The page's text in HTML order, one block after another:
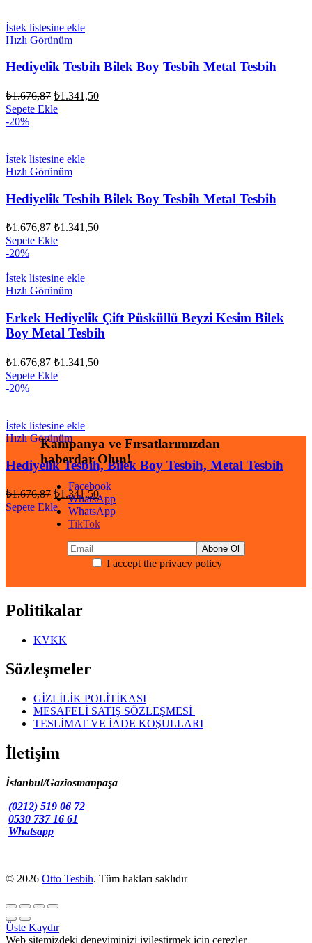
İstek listesine ekle
Hızlı Görünüm
Hediyelik Tesbih Bilek Boy Tesbih Metal Tesbih
₺1.676,87 Orijinal
fiyat:
₺1.341,50Şu
Sepete Ekle
-20%
İstek listesine ekle
Hızlı Görünüm
Hediyelik Tesbih Bilek Boy Tesbih Metal Tesbih
₺1.676,87 Orijinal
fiyat:
₺1.341,50Şu
Sepete Ekle
-20%
İstek listesine ekle
Hızlı Görünüm
Erkek Hediyelik Çift Püsküllü Beyzi Kesim Bilek
Boy Metal Tesbih
₺1.676,87 Orijinal
fiyat:
₺1.341,50Şu
Sepete Ekle
-20%
İstek listesine ekle
Hızlı Görünüm
Hediyelik Tesbih, Bilek Boy Tesbih, Metal Tesbih
₺1.676,87 Orijinal
fiyat:
₺1.676,87.
₺1.341,50Şu
andaki
fiyat:
₺1.341,50.
Sepete Ekle
Kampanya ve Fırsatlarımızdan
haberdar Olun!
Facebook
WhatsApp
WhatsApp
TikTok
I accept the privacy policy
Politikalar
KVKK
Sözleşmeler
GİZLİLİK POLİTİKASI
MESAFELİ SATIŞ SÖZLEŞMESİ
TESLİMAT VE İADE KOŞULLARI
İletişim
İstanbul/Gaziosmanpaşa
(0212) 519 06 72
0530 737 16 61
Whatsapp
© 2026 Otto Tesbih. Tüm hakları saklıdır
Üste Kaydır
Web sitemizdeki deneyiminizi iyileştirmek için çerezler